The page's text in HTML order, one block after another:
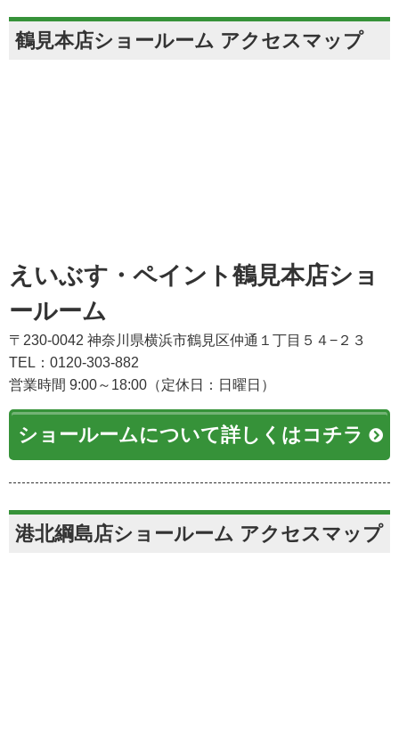
鶴見本店ショールーム アクセスマップ
えいぶす・ペイント鶴見本店ショ
ールーム
〒230-0042 神奈川県横浜市鶴見区仲通１丁目５４−２３
TEL：0120-303-882
営業時間 9:00～18:00（定休日：日曜日）
ショールームについて詳しくはコチラ
港北綱島店ショールーム アクセスマップ